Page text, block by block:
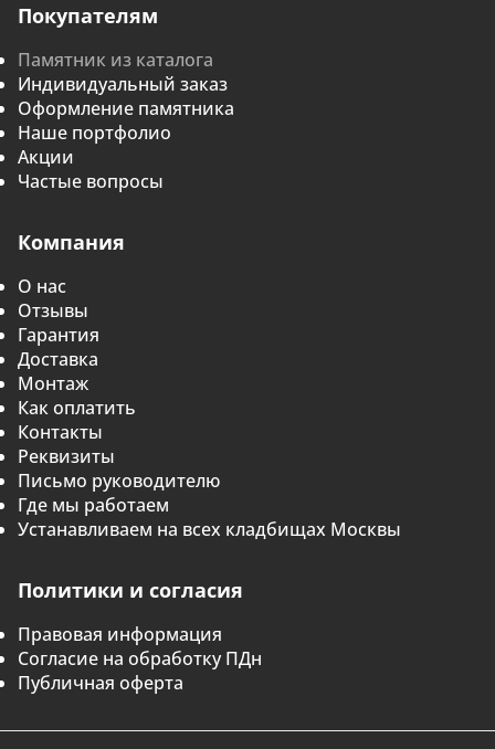
Покупателям
Памятник из каталога
Индивидуальный заказ
Оформление памятника
Наше портфолио
Акции
Частые вопросы
Компания
О нас
Отзывы
Гарантия
Доставка
Монтаж
Как оплатить
Контакты
Реквизиты
Письмо руководителю
Где мы работаем
Устанавливаем на всех кладбищах Москвы
Политики и согласия
Правовая информация
Согласие на обработку ПДн
Публичная оферта